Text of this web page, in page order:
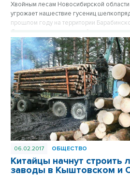
Хвойным лесам Новосибирской
угрожает нашествие гусениц
прошлом году на территории
Ордынского лесничеств были выявлены
Гусеница шелкопряда-монашенки
деревья погибают. Об этом третьего
«Интерфакс» рассказал руководитель
хозяйства региона Вячеслав
06.02.2017 ОБЩЕСТВО
Китайцы начнут строить
заводы в Кыштовском и